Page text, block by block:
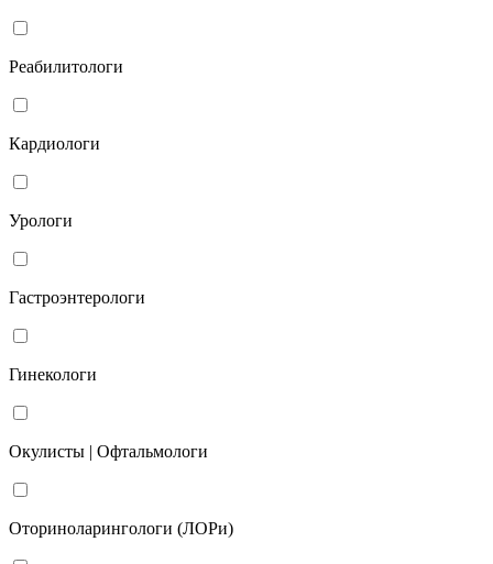
Реабилитологи
Кардиологи
Урологи
Гастроэнтерологи
Гинекологи
Окулисты | Офтальмологи
Оториноларингологи (ЛОРи)